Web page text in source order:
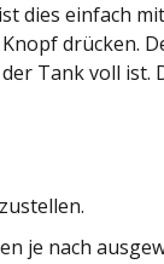
dies einfach
drücken.
Tank voll ist.
je nach